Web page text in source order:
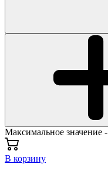
Максимальное значение -
В корзину